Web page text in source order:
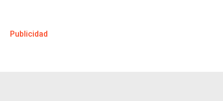
Publicidad